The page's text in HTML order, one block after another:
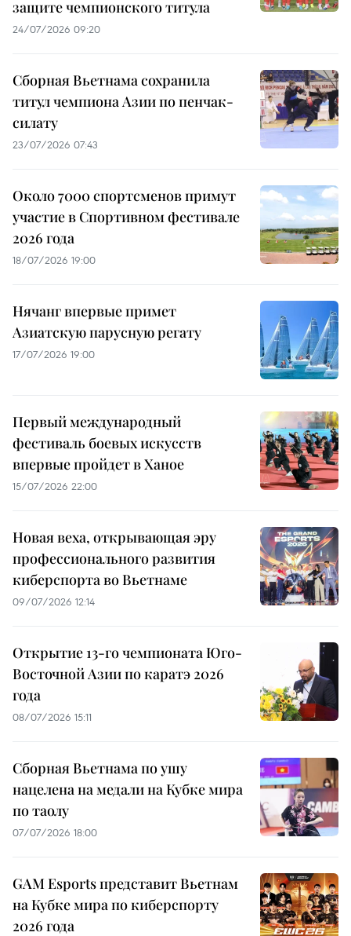
защите чемпионского титула
24/07/2026 09:20
Сборная Вьетнама сохранила
титул чемпиона Азии по пенчак-
силату
23/07/2026 07:43
Около 7000 спортсменов примут
участие в Спортивном фестивале
2026 года
18/07/2026 19:00
Нячанг впервые примет
Азиатскую парусную регату
17/07/2026 19:00
Первый международный
фестиваль боевых искусств
впервые пройдет в Ханое
15/07/2026 22:00
Новая веха, открывающая эру
профессионального развития
киберспорта во Вьетнаме
09/07/2026 12:14
Открытие 13-го чемпионата Юго-
Восточной Азии по каратэ 2026
года
08/07/2026 15:11
Сборная Вьетнама по ушу
нацелена на медали на Кубке мира
по таолу
07/07/2026 18:00
GAM Esports представит Вьетнам
на Кубке мира по киберспорту
2026 года